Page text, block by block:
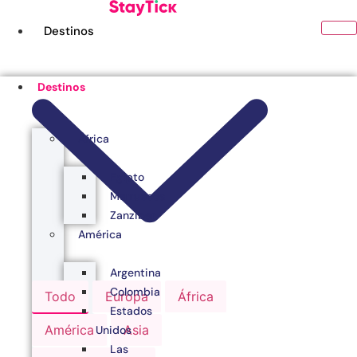
Destinos
Todo Europa África
América Asia
Destinos
África
Egipto
Marruecos
Zanzibar
América
Argentina
Colombia
Estados
Unidos
Las